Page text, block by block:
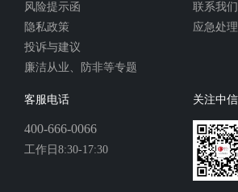
风险提示函
隐私政策
投诉与建议
廉洁从业、防非等专题
联系我们
应急处
客服电话
400-666-0066
工作日8:30-17:30
关注中